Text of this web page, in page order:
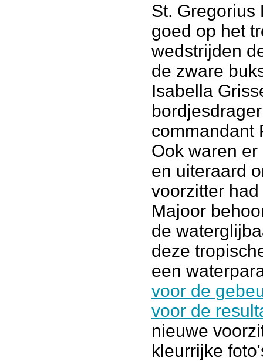
St. Gregorius
goed op het
wedstrijden
de zware
Isabella
commandant
Ook waren
en uiteraard
voorzitter
Majoor
de
deze
een
voor de
voor de
nieuwe
kleurrijke